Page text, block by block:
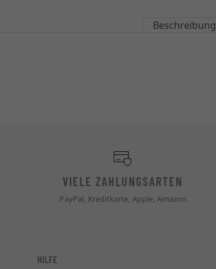
Beschreibung
VIELE ZAHLUNGSARTEN
PayPal, Kreditkarte, Apple, Amazon
HILFE